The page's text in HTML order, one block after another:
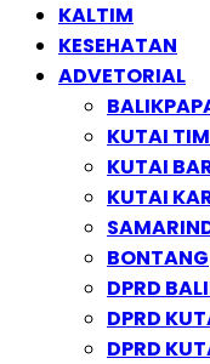
KALTIM
KESEHATAN
ADVETORIAL
KUTAI
KUTAI
KUTAI
BONTANG
DPRD
DPRD
DPRD